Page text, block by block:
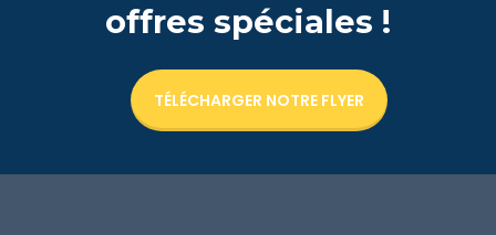
offres spéciales !
TÉLÉCHARGER NOTRE FLYER